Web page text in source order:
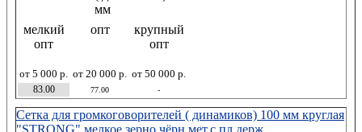
мелкий
опт
от 5 000 р.
опт
от 20 000 р.
крупный
опт
от 50 000 р.
83.00
77.00 -
Сетка для громкоговорителей ( динамиков) 100 мм круглая
"STRONG",мелкое зерно,чёрн.мет.с пл.держ.